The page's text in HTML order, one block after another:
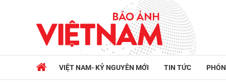
VIỆT NAM- KỶ NGUYÊN MỚI TIN TỨC